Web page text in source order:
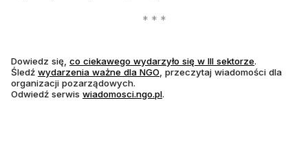
Dowiedz się, co ciekawego wydarzyło się w III sektorzeotwiera się
.
Śledź wydarzenia ważne dla NGOotwiera się w nowej karcie
, przeczytaj wiadomości dla
organizacji pozarządowych.
Odwiedź serwis wiadomosci.ngo.plotwiera się w nowej karcie
.